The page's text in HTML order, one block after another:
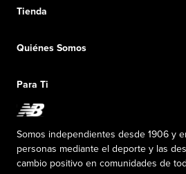
Iniciar una devolución
Conviértete en miembro
Tienda
Tarjetas de regalo
Exclusiones de ventas
Reconsidered
Quiénes Somos
Liderazgo responsable
Fundación New Balance
Carreras
La PISTA en New Balance
Sala de prensa
Información sobre el plan médico
Para Ti
Descuentos especiales
Programa de afiliados
Productos falsificados
Declaración de accesibilidad
Somos independientes desde 1906 y
personas mediante el deporte y las
cambio positivo en comunidades de